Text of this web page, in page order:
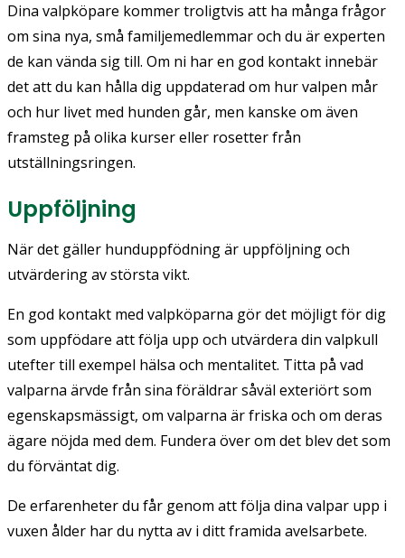
Dina valpköpare kommer troligtvis att ha många frågor
om sina nya, små familjemedlemmar och du är experten
de kan vända sig till. Om ni har en god kontakt innebär
det att du kan hålla dig uppdaterad om hur valpen mår
och hur livet med hunden går, men kanske om även
framsteg på olika kurser eller rosetter från
utställningsringen.
Uppföljning
När det gäller hunduppfödning är uppföljning och
utvärdering av största vikt.
En god kontakt med valpköparna gör det möjligt för dig
som uppfödare att följa upp och utvärdera din valpkull
utefter till exempel hälsa och mentalitet. Titta på vad
valparna ärvde från sina föräldrar såväl exteriört som
egenskapsmässigt, om valparna är friska och om deras
ägare nöjda med dem. Fundera över om det blev det som
du förväntat dig.
De erfarenheter du får genom att följa dina valpar upp i
vuxen ålder har du nytta av i ditt framida avelsarbete.